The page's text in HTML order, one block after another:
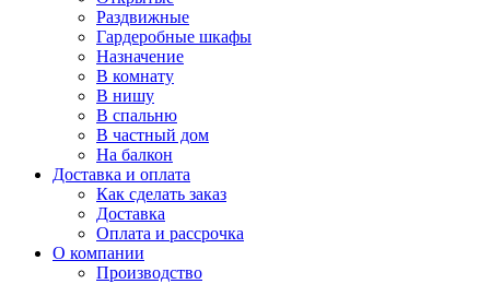
Раздвижные
Гардеробные шкафы
Назначение
В комнату
В нишу
В спальню
В частный дом
На балкон
Доставка и оплата
Как сделать заказ
Доставка
Оплата и рассрочка
О компании
Производство